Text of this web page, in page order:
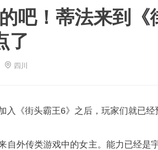
吧！蒂法来到《
了
四川
入《街头霸王6》之后，玩家们就已经
自外传类游戏中的女主。能力已经是